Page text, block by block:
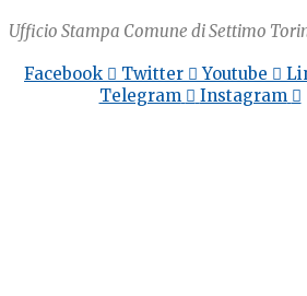
Ufficio Stampa Comune di Settimo
Facebook Twitter Youtube
Telegram
Instagram